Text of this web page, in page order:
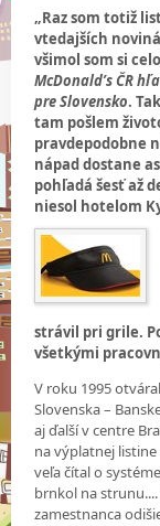
„Raz som totiž
vtedajších
všimol som si
McDonald’s ČR
pre Slovensko.
tam pošlem
pravdepodobne
nápad dostane
pohľadá šesť až
niesol hotelom
strávil pri grile.
všetkými
V roku 1995
Slovenska –
aj ďalší v centre
na výplatnej
veľa čítal o
brnkol na
zamestnanca